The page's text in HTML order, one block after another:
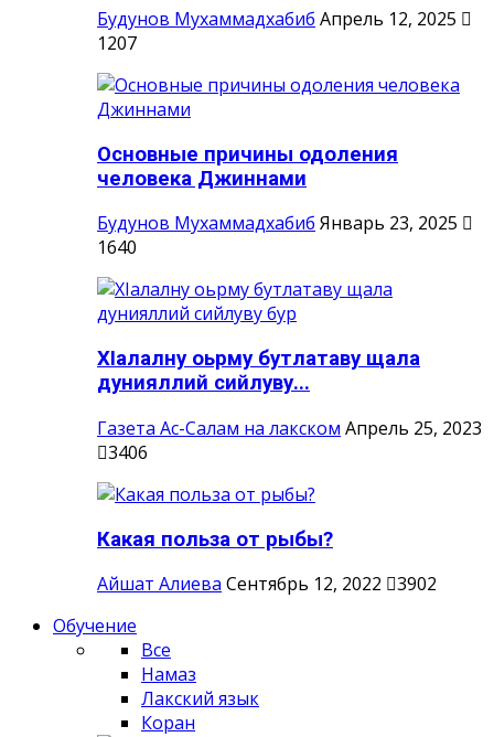
Будунов Мухаммадхабиб Апрель 12, 2025
1207
Основные причины одоления
человека Джиннами
Будунов Мухаммадхабиб Январь 23, 2025
1640
ХIалалну оьрму бутлатаву щала
дунияллий сийлуву...
Газета Ас-Салам на лакском Апрель 25, 2023
3406
Какая польза от рыбы?
Айшат Алиева Сентябрь 12, 2022
3902
Обучение
Все
Намаз
Лакский язык
Коран